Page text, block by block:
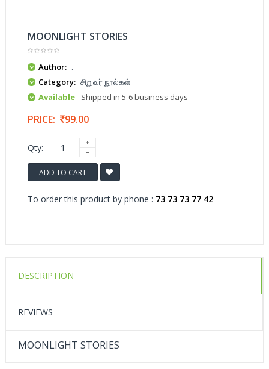
MOONLIGHT STORIES
Author: .
Category: சிறுவர் நூல்கள்
Available- Shipped in 5-6 business days
PRICE: 99.00
Qty:
ADD TO CART
To order this product by phone : 73 73 73 77 42
DESCRIPTION
REVIEWS
MOONLIGHT STORIES